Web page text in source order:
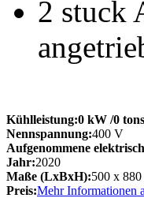
2 stuck
Kühlleistung:0 kW /0 tons
Nennspannung:400 V
Aufgenommene
Jahr:2020
Maße (LxBxH):500 x
Preis:Mehr Informationen